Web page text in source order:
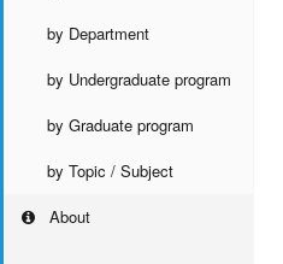
by Department
by Undergraduate program
by Graduate program
by Topic / Subject
About